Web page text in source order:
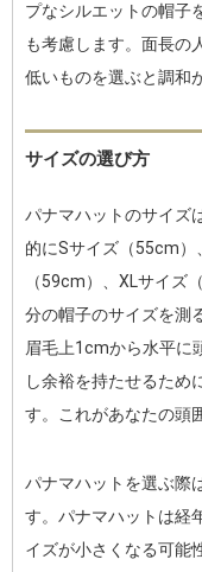
プなシルエットの帽子
も考慮します。面長の
低いものを選ぶと調和
サイズの選び方
パナマハットのサイズ
的にSサイズ（55cm
（59cm）、XLサイズ
分の帽子のサイズを測
眉毛上1cmから水平に
し余裕を持たせるため
す。これがあなたの頭
パナマハットを選ぶ際
す。パナマハットは経
イズが小さくなる可能